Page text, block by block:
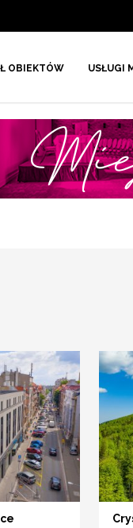
OBIEKTÓW USŁUGI